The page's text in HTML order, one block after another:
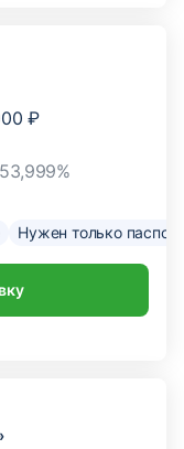
₽
Нужен только